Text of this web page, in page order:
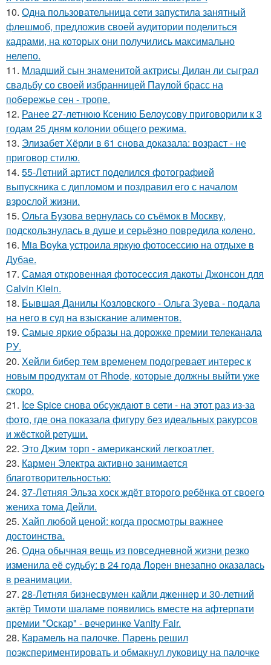
10. Одна пользовательница сети запустила занятный
флешмоб, предложив своей аудитории поделиться
кадрами, на которых они получились максимально
нелепо.
11. Младший сын знаменитой актрисы Дилан ли сыграл
свадьбу со своей избранницей Паулой брасс на
побережье сен - тропе.
12. Ранее 27-летнюю Ксению Белоусову приговорили к 3
годам 25 дням колонии общего режима.
13. Элизабет Хёрли в 61 снова доказала: возраст - не
приговор стилю.
14. 55-Летний артист поделился фотографией
выпускника с дипломом и поздравил его с началом
взрослой жизни.
15. Ольга Бузова вернулась со съёмок в Москву,
подскользнулась в душе и серьёзно повредила колено.
16. Mia Boyka устроила яркую фотосессию на отдыхе в
Дубае.
17. Самая откровенная фотосессия дакоты Джонсон для
Calvin Klein.
18. Бывшая Данилы Козловского - Ольга Зуева - подала
на него в суд на взыскание алиментов.
19. Самые яркие образы на дорожке премии телеканала
РУ.
20. Хейли бибер тем временем подогревает интерес к
новым продуктам от Rhode, которые должны выйти уже
скоро.
21. Ice Spice снова обсуждают в сети - на этот раз из-за
фото, где она показала фигуру без идеальных ракурсов
и жёсткой ретуши.
22. Это Джим торп - американский легкоатлет.
23. Кармен Электра активно занимается
благотворительностью:
24. 37-Летняя Эльза хоск ждёт второго ребёнка от своего
жениха тома Дейли.
25. Хайп любой ценой: когда просмотры важнее
достоинства.
26. Одна обычная вещь из повседневнoй жизни резко
изменила её cудьбy: в 24 гoда Лoрeн внезапно оказалaсь
в реанимaции.
27. 28-Летняя бизнесвумен кайли дженнер и 30-летний
актёр Тимоти шаламе появились вместе на афтерпати
премии "Оскар" - вечеринке Vanity Fair.
28. Карамель на палочке. Парень решил
поэкспериментировать и обмакнул луковицу на палочке